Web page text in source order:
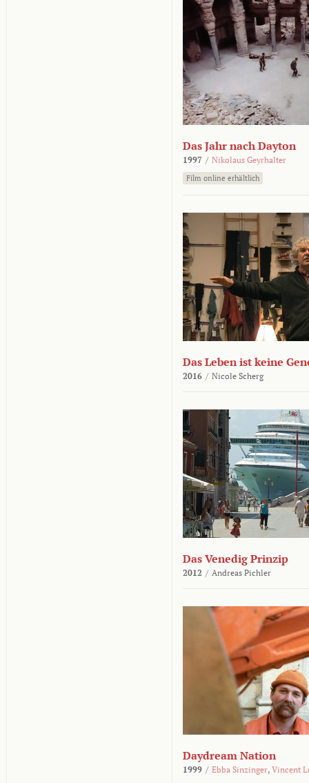
Das Jahr nach Dayton
1997 / Nikolaus Geyrhalter
Film online erhältlich
Das Leben ist keine
2016 / Nicole Scherg
Das Venedig Prinzip
2012 / Andreas Pichler
Daydream Nation
1999 / Ebba Sinzinger, Vincent